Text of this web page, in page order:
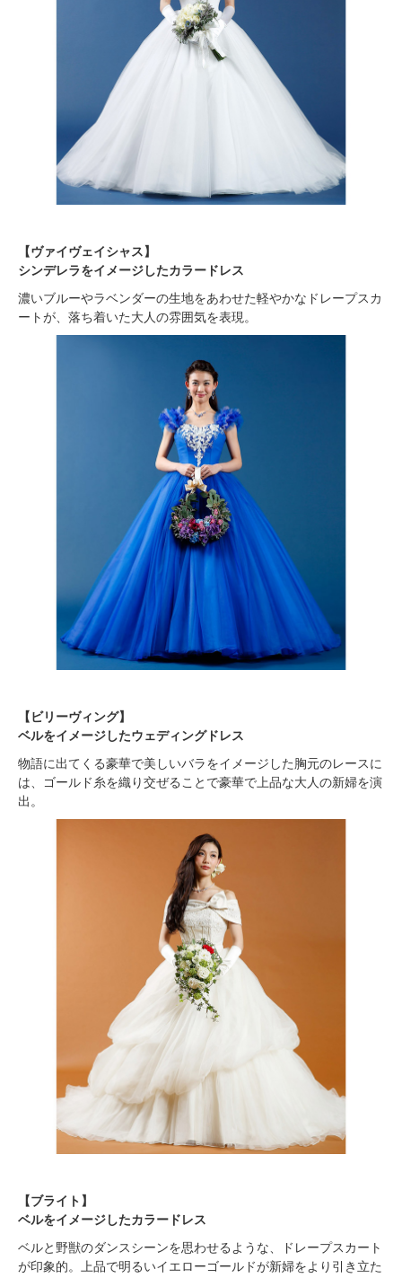
【ヴァイヴェイシャス】
シンデレラをイメージしたカラードレス
濃いブルーやラベンダーの生地をあわせた軽やかなドレープスカ
ートが、落ち着いた大人の雰囲気を表現。
【ビリーヴィング】
ベルをイメージしたウェディングドレス
物語に出てくる豪華で美しいバラをイメージした胸元のレースに
は、ゴールド糸を織り交ぜることで豪華で上品な大人の新婦を演
出。
【ブライト】
ベルをイメージしたカラードレス
ベルと野獣のダンスシーンを思わせるような、ドレープスカート
が印象的。上品で明るいイエローゴールドが新婦をより引き立た